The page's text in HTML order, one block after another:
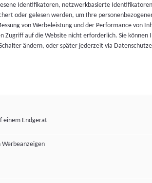
Identifikatoren, netzwerkbasierte
oder gelesen werden, um Ihre
von Werbeleistung und der Performance von
Zugriff auf die Website nicht erforderlich. Sie können
ändern, oder später jederzeit via
einem Endgerät